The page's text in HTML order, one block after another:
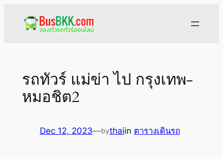
รถทัวร์ แม่ข่า ไป กรุงเทพ-
หมอชิต2
Dec 12, 2023—bythaiin ตารางเดินรถ